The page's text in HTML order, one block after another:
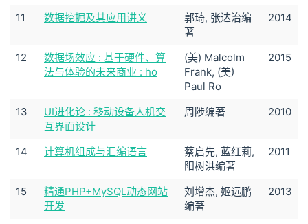
11 数据挖掘及其应用讲义
郭琦, 张达治编
著
2014
12
数据场效应 : 基于硬件、算
法与体验的未来商业 : ho
(美) Malcolm
Frank, (美)
Paul Ro
2015
13
UI进化论 : 移动设备人机交
互界面设计
周陟编著 2010
14 计算机组成与汇编语言
蔡启先, 蓝红莉,
阳树洪编著
2011
15
精通PHP+MySQL动态网站
开发
刘增杰, 姬远鹏
编著
2013